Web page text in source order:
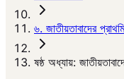
৬. জাতীয়তাবাদের
ষষ্ঠ অধ্যায়: